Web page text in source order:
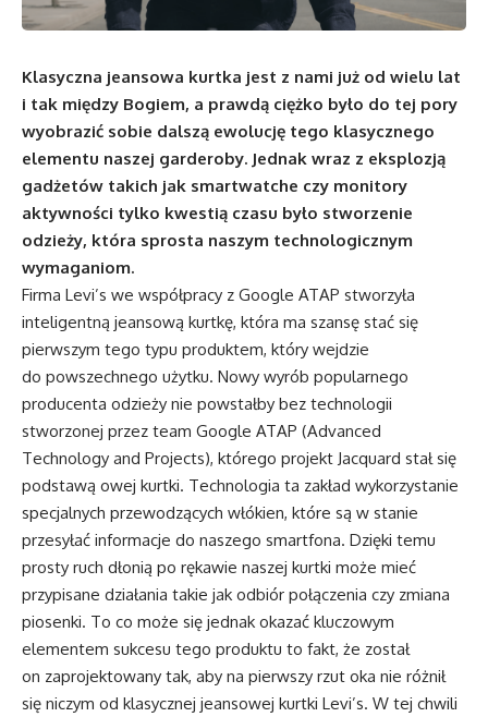
Klasyczna jeansowa kurtka jest z nami już od wielu lat
i tak między Bogiem, a prawdą ciężko było do tej pory
wyobrazić sobie dalszą ewolucję tego klasycznego
elementu naszej garderoby. Jednak wraz z eksplozją
gadżetów takich jak smartwatche czy monitory
aktywności tylko kwestią czasu było stworzenie
odzieży, która sprosta naszym technologicznym
wymaganiom.
Firma Levi’s we współpracy z Google ATAP stworzyła
inteligentną jeansową kurtkę, która ma szansę stać się
pierwszym tego typu produktem, który wejdzie
do powszechnego użytku. Nowy wyrób popularnego
producenta odzieży nie powstałby bez technologii
stworzonej przez team Google ATAP (Advanced
Technology and Projects), którego projekt Jacquard stał się
podstawą owej kurtki. Technologia ta zakład wykorzystanie
specjalnych przewodzących włókien, które są w stanie
przesyłać informacje do naszego smartfona. Dzięki temu
prosty ruch dłonią po rękawie naszej kurtki może mieć
przypisane działania takie jak odbiór połączenia czy zmiana
piosenki. To co może się jednak okazać kluczowym
elementem sukcesu tego produktu to fakt, że został
on zaprojektowany tak, aby na pierwszy rzut oka nie różnił
się niczym od klasycznej jeansowej kurtki Levi’s. W tej chwili